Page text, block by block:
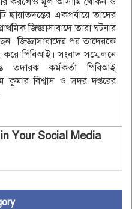
ছায়াতদন্তের একপর্যায়ে তাদের
জিজ্ঞাসাবাদে তারা ঘটনার
জিজ্ঞাসাবাদের পর তাদেরকে
করে পিবিআই। সংবাদ সম্মেলনে
তদারক কর্মকর্তা পিবিআই
বিশ্বাস ও সদর দপ্তরের
Your Social Media